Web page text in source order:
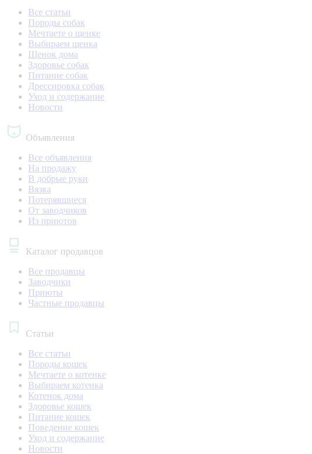
Все статьи
Породы собак
Мечтаете о щенке
Выбираем щенка
Щенок дома
Здоровье собак
Питание собак
Дрессировка собак
Уход и содержание
Новости
Объявления
Все объявления
На продажу
В добрые руки
Вязка
Потерявшиеся
От заводчиков
Из приютов
Каталог продавцов
Все продавцы
Заводчики
Приюты
Частные продавцы
Статьи
Все статьи
Породы кошек
Мечтаете о котенке
Выбираем котенка
Котенок дома
Здоровье кошек
Питание кошек
Поведение кошек
Уход и содержание
Новости